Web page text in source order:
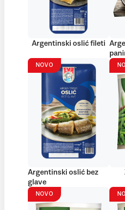
Argentinski oslić fileti
NOVO
Argentinski oslić bez
glave
NOVO